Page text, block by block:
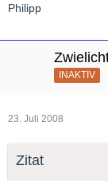
Philipp
INAKTIV
23. Juli 2008
Zitat